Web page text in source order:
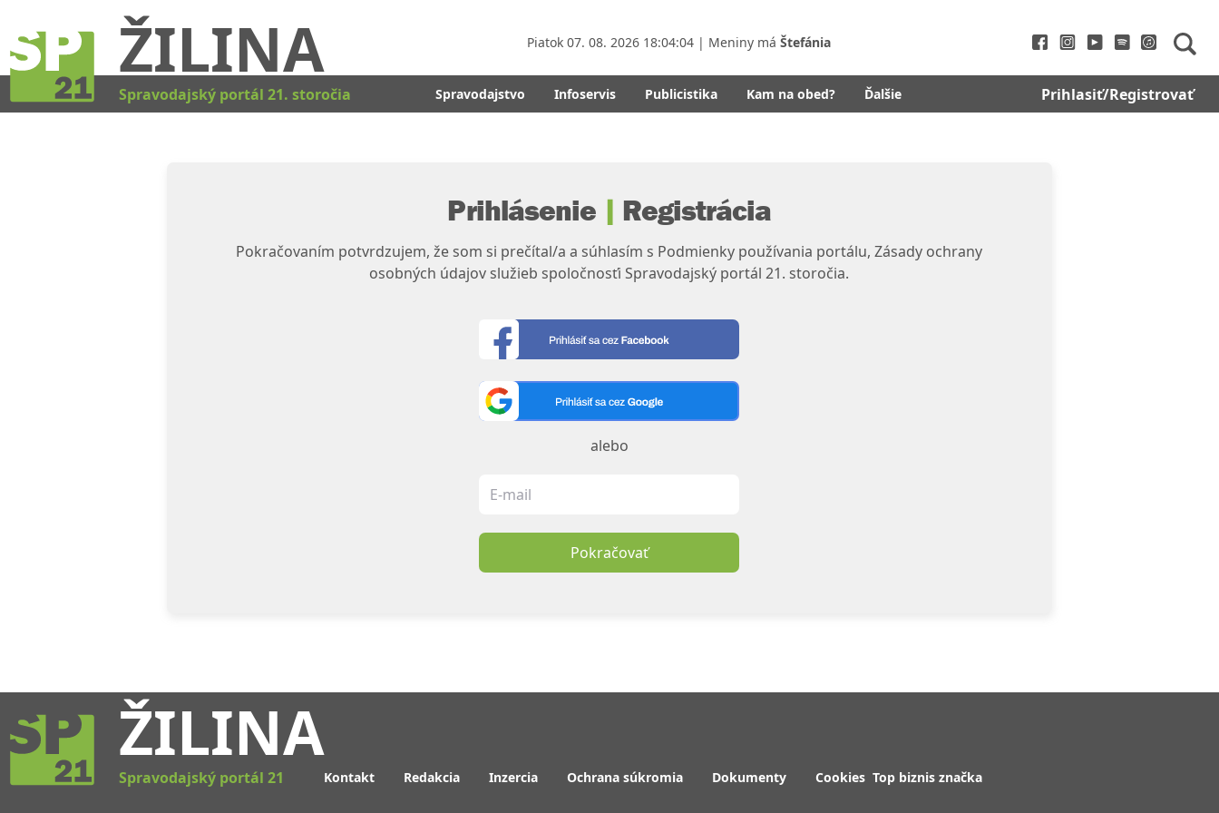
ŽILINA Piatok 07. 08. 2026 18:04:04 | Meniny má Štefánia
Spravodajský portál 21. storočia Spravodajstvo Infoservis Publicistika Kam na obed? Ďalšie Prihlasiť/Registrovať
Prihlásenie | Registrácia
Pokračovaním potvrdzujem, že som si prečítal/a a súhlasím s Podmienky používania portálu, Zásady ochrany
osobných údajov služieb spoločnosťi Spravodajský portál 21. storočia.
alebo
Pokračovať
ŽILINA
Spravodajský portál 21 Kontakt Redakcia Inzercia Ochrana súkromia Dokumenty Cookies Top biznis značka